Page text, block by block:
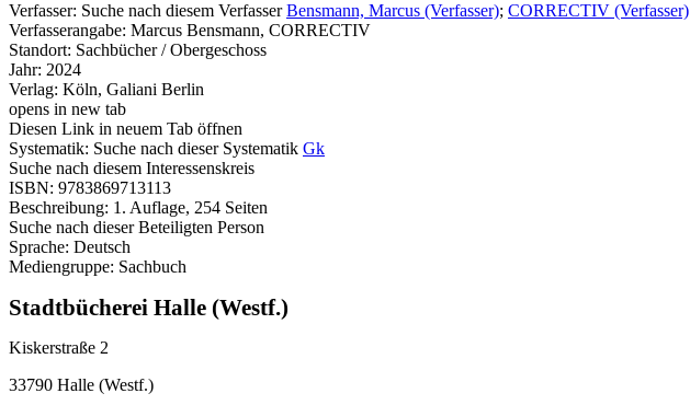
Verfasser: Suche nach diesem Verfasser Bensmann, Marcus (Verfasser); CORRECTIV (Verfasser)
Verfasserangabe: Marcus Bensmann, CORRECTIV
Standort: Sachbücher / Obergeschoss
Jahr: 2024
Verlag: Köln, Galiani Berlin
opens in new tab
Diesen Link in neuem Tab öffnen
Systematik: Suche nach dieser Systematik Gk
Suche nach diesem Interessenskreis
ISBN: 9783869713113
Beschreibung: 1. Auflage, 254 Seiten
Suche nach dieser Beteiligten Person
Sprache: Deutsch
Mediengruppe: Sachbuch
Stadtbücherei Halle (Westf.)
Kiskerstraße 2
33790 Halle (Westf.)